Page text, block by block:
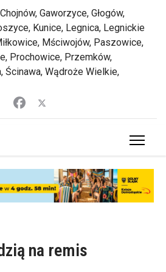
Gaworzyce, Głogów,
Kunice, Legnica, Legnickie
Mściwojów, Paszowice,
Prochowice, Przemków,
Ścinawa, Wądroże Wielkie,
na remis